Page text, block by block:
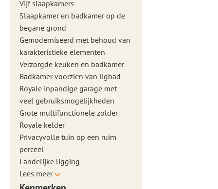
Vijf slaapkamers
Slaapkamer en badkamer op de
begane grond
Gemoderniseerd met behoud van
karakteristieke elementen
Verzorgde keuken en badkamer
Badkamer voorzien van ligbad
Royale inpandige garage met
veel gebruiksmogelijkheden
Grote multifunctionele zolder
Royale kelder
Privacyvolle tuin op een ruim
perceel
Landelijke ligging
Lees meer